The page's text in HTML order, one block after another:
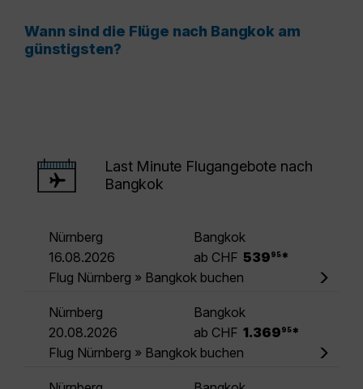
Wann sind die Flüge nach Bangkok am
günstigsten?
Last Minute Flugangebote nach
Bangkok
Nürnberg
Bangkok
16.08.2026
ab CHF 539 95 *
Flug Nürnberg » Bangkok buchen
Nürnberg
Bangkok
20.08.2026
ab CHF 1.369 95 *
Flug Nürnberg » Bangkok buchen